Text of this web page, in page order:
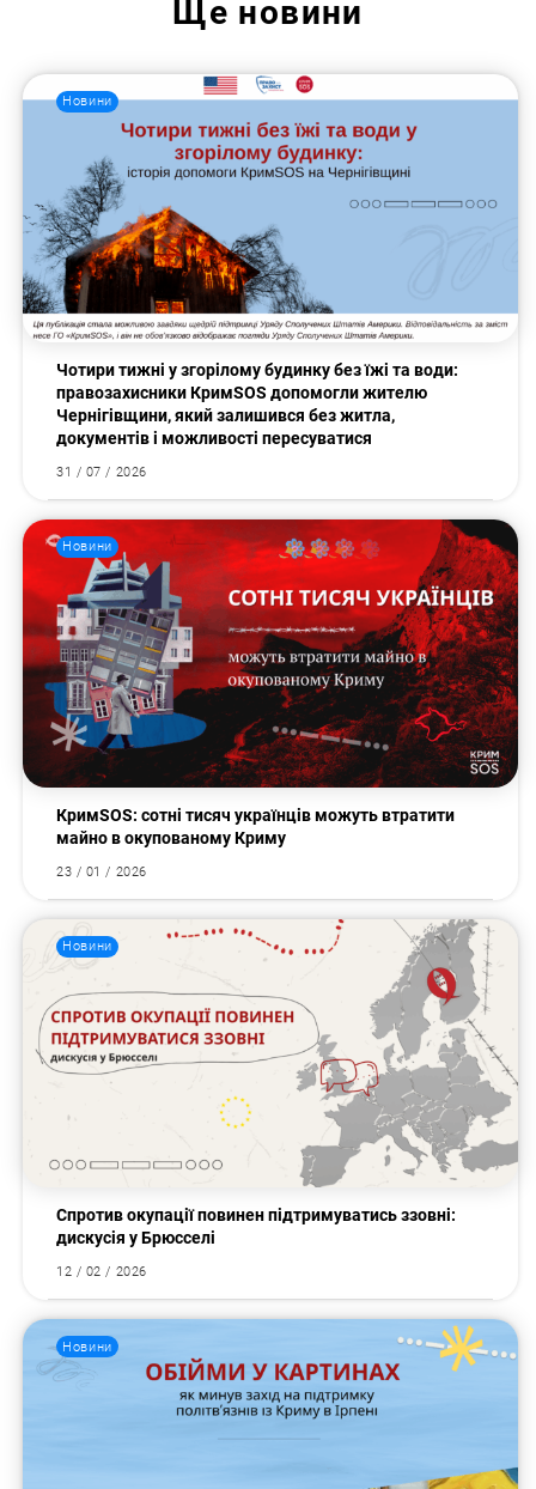
Пошук за запитом:
Ще новини
Новини
Чотири тижні у згорілому будинку без їжі та води:
правозахисники КримSOS допомогли жителю
Чернігівщини, який залишився без житла,
документів і можливості пересуватися
31 / 07 / 2026
Новини
КримSOS: сотні тисяч українців можуть втратити
майно в окупованому Криму
23 / 01 / 2026
Новини
Спротив окупації повинен підтримуватись ззовні:
дискусія у Брюсселі
12 / 02 / 2026
Новини